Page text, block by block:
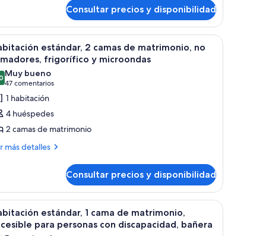
Consultar precios y disponibilidad
y un escritorio. Habitación de hotel con dos camas, un
4
estándar, 2 camas de matrimonio, no
frigorífico y microondas
de 10
Muy bueno
47 comentarios
(47 comentarios)
1 habitación
4 huéspedes
2 camas de matrimonio
más detalles
Consultar precios y disponibilidad
que da a un baño.
un sofá, una mesa de centro y dos ventanas con persianas.
Habitación de hotel con una cama grande,
5
estándar, 1 cama de matrimonio,
para personas con discapacidad, bañera